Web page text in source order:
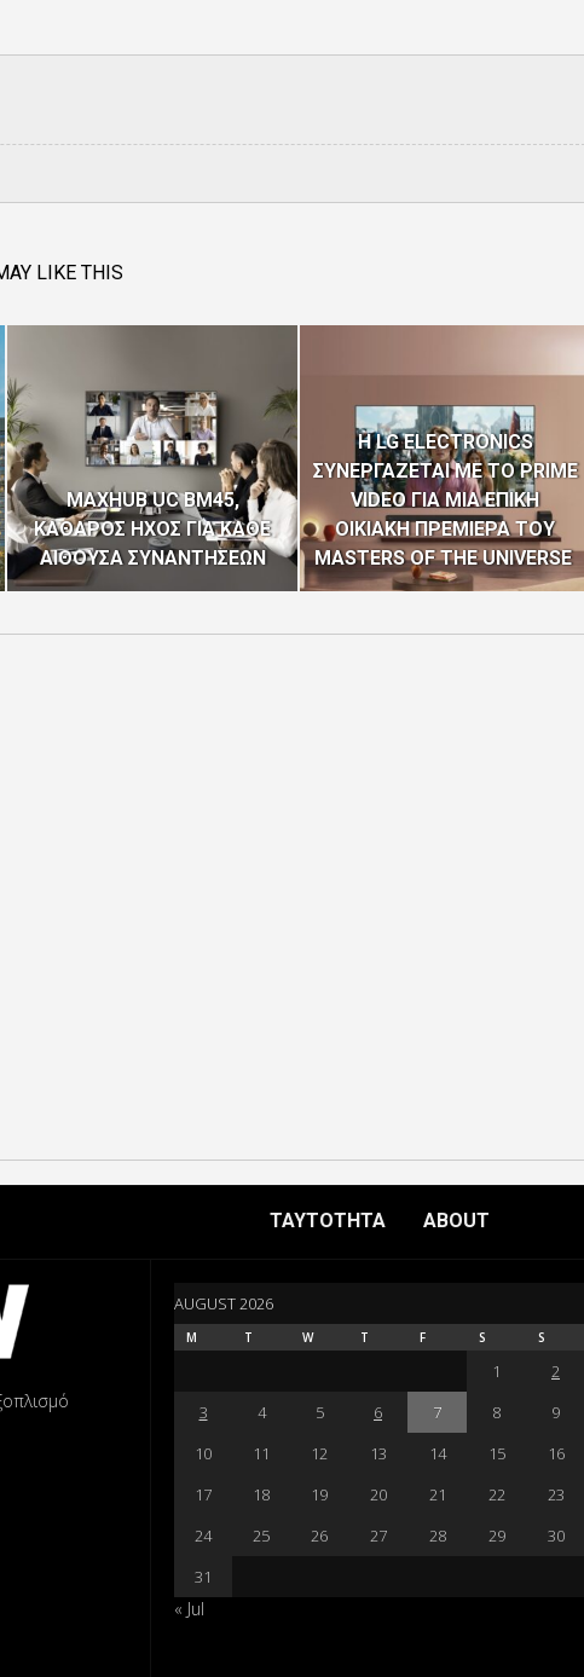
LIKE THIS
MAXHUB UC BM45,
ΚΑΘΑΡΟΣ ΗΧΟΣ ΓΙΑ ΚΑΘΕ
ΑΙΘΟΥΣΑ ΣΥΝΑΝΤΗΣΕΩΝ
H LG ELECTRONICS
ΣΥΝΕΡΓΑΖΕΤΑΙ ΜΕ ΤΟ PRIME
VIDEO ΓΙΑ ΜΙΑ ΕΠΙΚΗ
ΟΙΚΙΑΚΗ ΠΡΕΜΙΕΡΑ ΤΟΥ
MASTERS OF THE UNIVERSE
ΤΑΥΤΟΤΗΤΑ ABOUT
AUGUST 2026
M T W T F S S
1
2
3
4 5 6 7 8
9
10
11 12 13 14 15
16
17
18 19 20 21 22
23
24
25 26 27 28 29
30
31
« Jul